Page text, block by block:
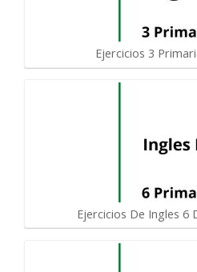
Ejercicios 3
Ejercicios De Ingles 6